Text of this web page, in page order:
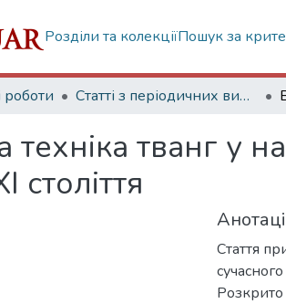
Розділи та колекціїПошук за
роботи Статті з періодичних видань
техніка тванг у
століття
Стаття
Розкрито